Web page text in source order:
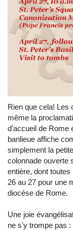
Rien que cela! Les
même la
d'accueil de Rome
banlieue affiche
simplement la
colonnade ouverte
entière, dont
26 au 27 pour une
diocèse de Rome.
Une joie
ne s'y trompe pas